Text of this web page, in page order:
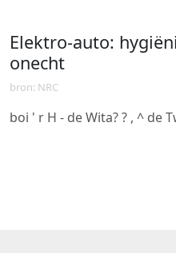
Elektro-auto:
onecht
bron: NRC
boi ' r H - de Wita? ? , ^ de